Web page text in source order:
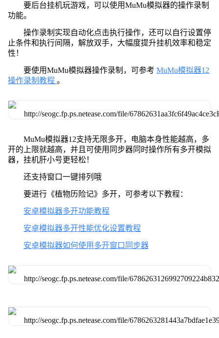
要后台挂机玩游戏，可以使用MuMu模拟器的操作录制
功能。
操作录制实现自动化点击执行操作，还可以自行设置停
止条件和执行间隔，解放双手，大幅度提升挂机效率和稳定
性！
要使用MuMu模拟器操作录制，可参考 MuMu模拟器12
操作录制教程 。
MuMu模拟器12支持无限多开，电脑本身性能越高，多
开的上限就越高，并且可使用同步器同时操作所有多开模拟
器，挂机肝小号更轻松！
还支持窗口一键排列哦
要进行《植物历险记》多开，可参考以下教程：
安卓模拟器多开功能教程
安卓模拟器多开性能优化设置教程
安卓模拟器如何使用多开窗口同步器